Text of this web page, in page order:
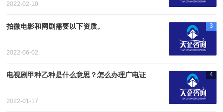
2022-02-10
3
拍微电影和网剧需要以下资质。
2022-06-02
4
电视剧甲种乙种是什么意思？怎么办理广电证
2022-01-17